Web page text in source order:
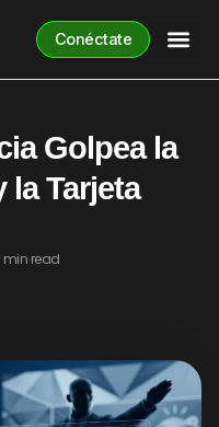
Conéctate
Golpea la
la Tarjeta
min read